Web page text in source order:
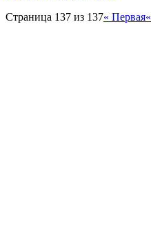
Страница 137 из 137« Первая«